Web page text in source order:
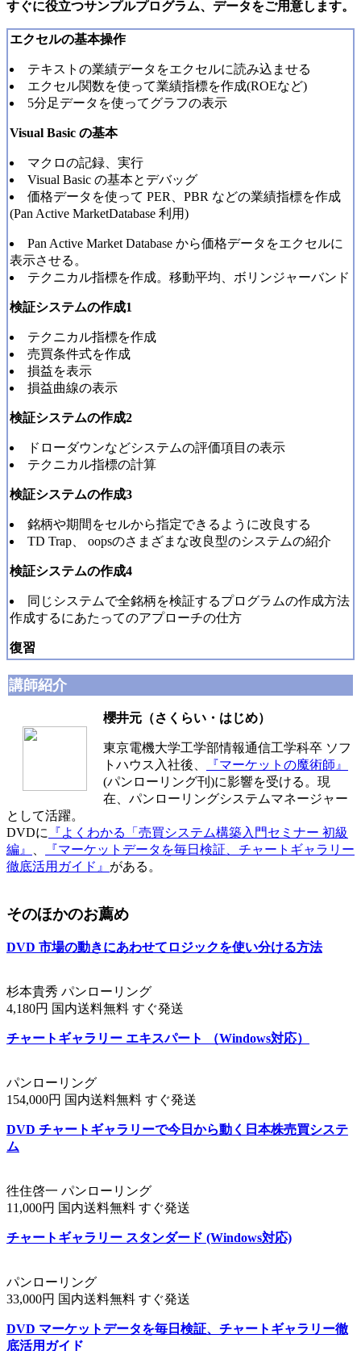
すぐに役立つサンプルプログラム、データをご用意します。
エクセルの基本操作
テキストの業績データをエクセルに読み込ませる
エクセル関数を使って業績指標を作成(ROEなど)
5分足データを使ってグラフの表示
Visual Basic の基本
マクロの記録、実行
Visual Basic の基本とデバッグ
価格データを使って PER、PBR などの業績指標を作成
(Pan Active MarketDatabase 利用)
Pan Active Market Database から価格データをエクセルに
表示させる。
テクニカル指標を作成。移動平均、ボリンジャーバンド
検証システムの作成1
テクニカル指標を作成
売買条件式を作成
損益を表示
損益曲線の表示
検証システムの作成2
ドローダウンなどシステムの評価項目の表示
テクニカル指標の計算
検証システムの作成3
銘柄や期間をセルから指定できるように改良する
TD Trap、 oopsのさまざまな改良型のシステムの紹介
検証システムの作成4
同じシステムで全銘柄を検証するプログラムの作成方法
作成するにあたってのアプローチの仕方
復習
講師紹介
櫻井元（さくらい・はじめ）
東京電機大学工学部情報通信工学科卒 ソフ
トハウス入社後、
『マーケットの魔術師』
(パンローリング刊)に影響を受ける。現
在、パンローリングシステムマネージャー
として活躍。
DVDに
『よくわかる「売買システム構築入門セミナー 初級
編』
『マーケットデータを毎日検証、チャートギャラリー
徹底活用ガイド』 がある。
そのほかのお薦め
DVD 市場の動きにあわせてロジックを使い分ける方法
杉本貴秀 パンローリング
4,180円 国内送料無料 すぐ発送
チャートギャラリー エキスパート （Windows対応）
パンローリング
154,000円 国内送料無料 すぐ発送
DVD チャートギャラリーで今日から動く日本株売買システ
ム
徃住啓一 パンローリング
11,000円 国内送料無料 すぐ発送
チャートギャラリー スタンダード (Windows対応)
パンローリング
33,000円 国内送料無料 すぐ発送
DVD マーケットデータを毎日検証、チャートギャラリー徹
底活用ガイド